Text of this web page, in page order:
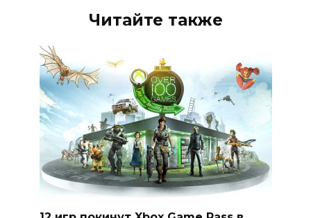
Читайте также